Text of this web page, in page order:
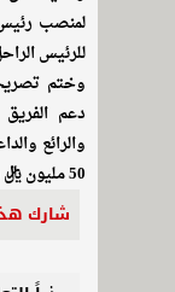
لمنصب
للرئيس
وختم
والرائع
50 مليون ريال سنوياً “.
شارك